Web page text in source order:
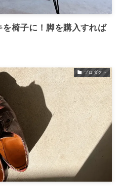
椅子に！脚を購入すれば
プロダクト